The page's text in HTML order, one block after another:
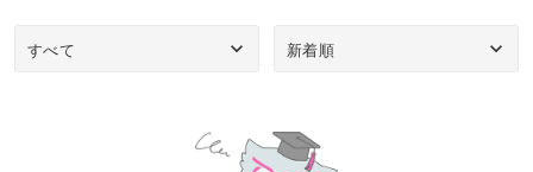
すべて 新着順